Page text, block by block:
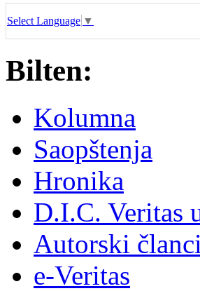
Select Language ▼
Bilten:
Kolumna
Saopštenja
Hronika
D.I.C. Veritas
Autorski članci
e-Veritas